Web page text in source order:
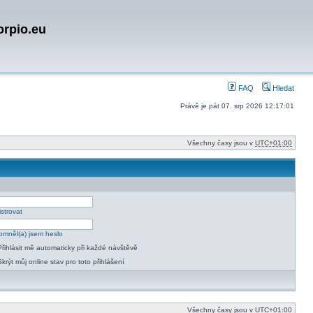
FAQ Hledat
Právě je pát 07. srp 2026 12:17:01
Všechny časy jsou v UTC+01:00
jsem heslo
mě automaticky při každé návštěvě
můj online stav pro toto přihlášení
Všechny časy jsou v UTC+01:00